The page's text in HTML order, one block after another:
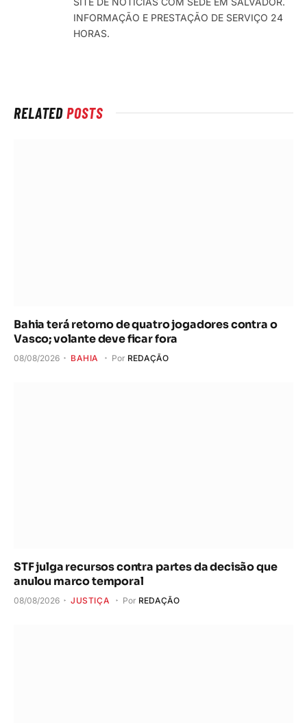
rede
Internet
INFORMAÇÃO E PRESTAÇÃO DE SERVIÇO 24
HORAS.
RELATEDPOSTS
Bahia terá retorno de quatro jogadores contra o
Vasco; volante deve ficar fora
08/08/2026 BAHIA Por REDAÇÃO
STF julga recursos contra partes da decisão que
anulou marco temporal
08/08/2026 JUSTIÇA Por REDAÇÃO